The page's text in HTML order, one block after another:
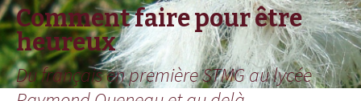
Comment faire pour être
heureux
Du français en première STMG au lycée